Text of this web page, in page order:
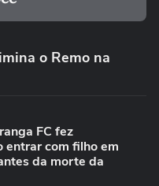
o Remo na
FC fez
entrar com filho em
da morte da